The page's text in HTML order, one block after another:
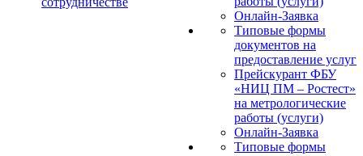
Онлайн-Заявка
Типовые формы
документов на
предоставление услуг
Прейскурант ФБУ
«НИЦ ПМ – Ростест»
на метрологические
работы (услуги)
Онлайн-Заявка
Типовые формы